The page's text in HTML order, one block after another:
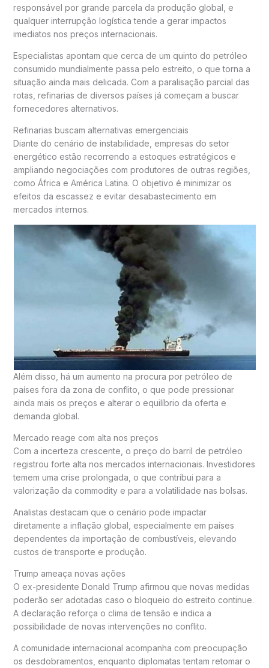
responsável por grande parcela da produção global, e
qualquer interrupção logística tende a gerar impactos
imediatos nos preços internacionais.
Especialistas apontam que cerca de um quinto do petróleo
consumido mundialmente passa pelo estreito, o que torna a
situação ainda mais delicada. Com a paralisação parcial das
rotas, refinarias de diversos países já começam a buscar
fornecedores alternativos.
Refinarias buscam alternativas emergenciais
Diante do cenário de instabilidade, empresas do setor
energético estão recorrendo a estoques estratégicos e
ampliando negociações com produtores de outras regiões,
como África e América Latina. O objetivo é minimizar os
efeitos da escassez e evitar desabastecimento em
mercados internos.
Além disso, há um aumento na procura por petróleo de
países fora da zona de conflito, o que pode pressionar
ainda mais os preços e alterar o equilíbrio da oferta e
demanda global.
Mercado reage com alta nos preços
Com a incerteza crescente, o preço do barril de petróleo
registrou forte alta nos mercados internacionais. Investidores
temem uma crise prolongada, o que contribui para a
valorização da commodity e para a volatilidade nas bolsas.
Analistas destacam que o cenário pode impactar
diretamente a inflação global, especialmente em países
dependentes da importação de combustíveis, elevando
custos de transporte e produção.
Trump ameaça novas ações
O ex-presidente Donald Trump afirmou que novas medidas
poderão ser adotadas caso o bloqueio do estreito continue.
A declaração reforça o clima de tensão e indica a
possibilidade de novas intervenções no conflito.
A comunidade internacional acompanha com preocupação
os desdobramentos, enquanto diplomatas tentam retomar o